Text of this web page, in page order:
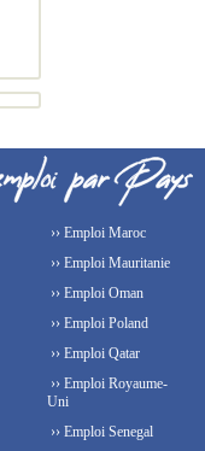
›› Emploi Maroc
›› Emploi Mauritanie
›› Emploi Oman
›› Emploi Poland
›› Emploi Qatar
›› Emploi Royaume-
Uni
›› Emploi Senegal